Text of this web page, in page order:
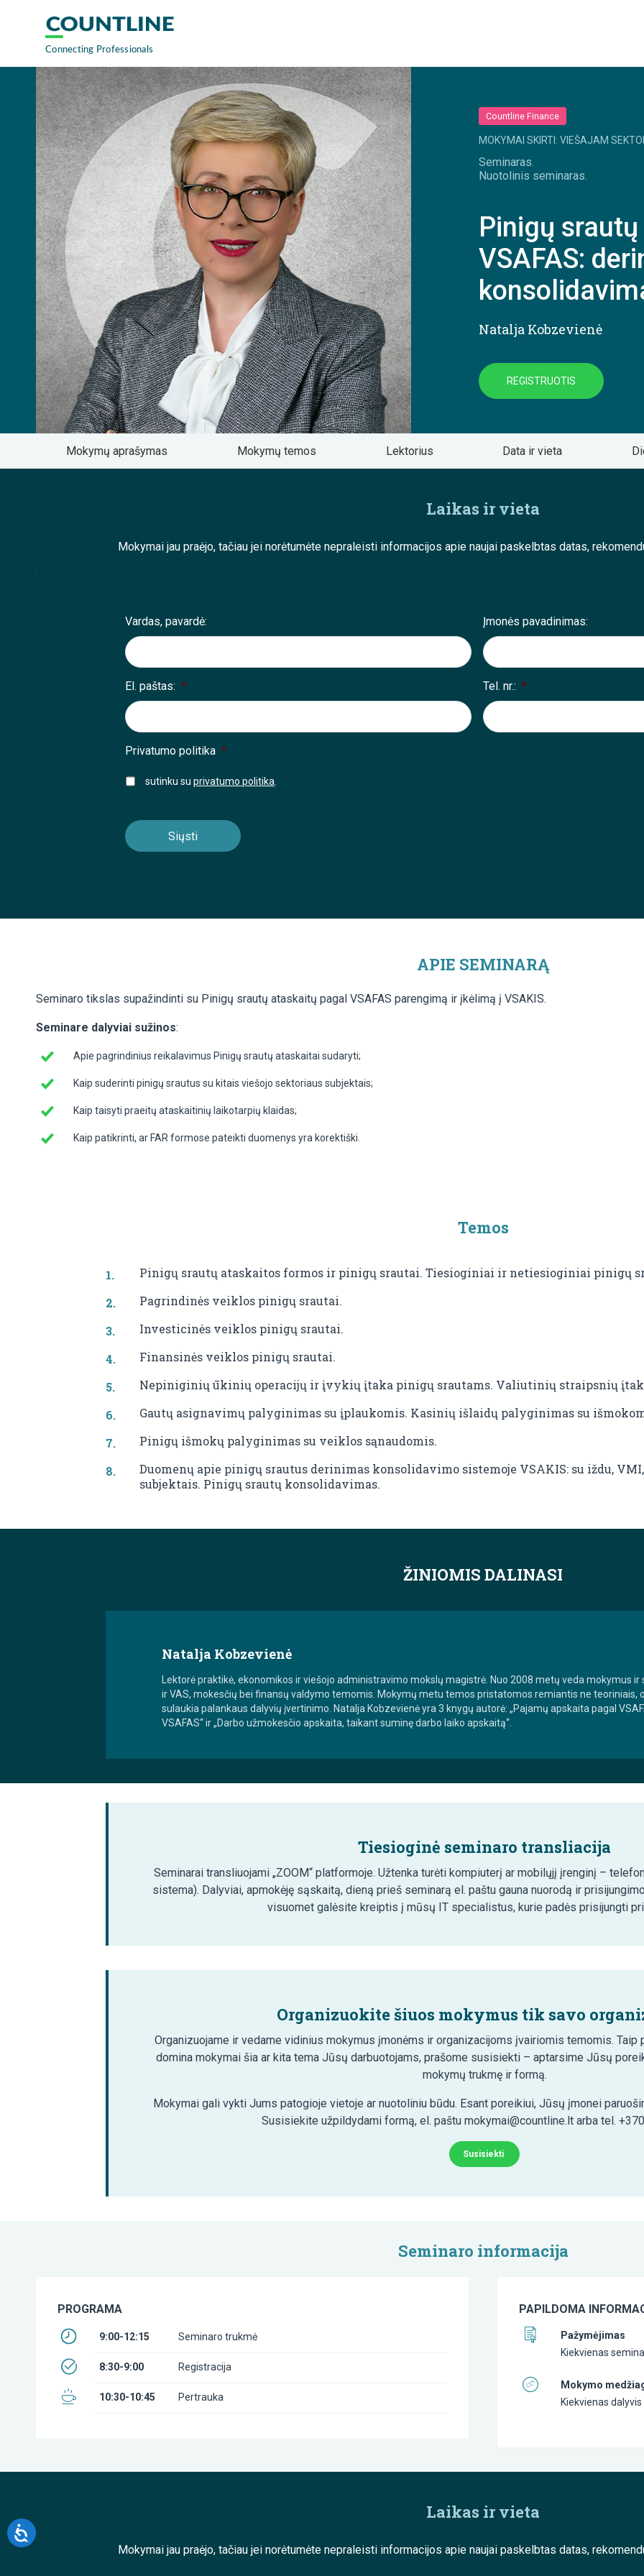
Countline Finance
MOKYMAI SKIRTI: VIEŠAJAM
Seminaras.
Nuotolinis seminaras.
Pinigų
VSAFAS:
Natalja Kobzevienė
REGISTRUOTIS
Mokymų aprašymas Mokymų temos Lektorius Data ir vieta
Laikas ir vieta
Mokymai jau praėjo, tačiau jei norėtumėte nepraleisti informacijos apie naujai paskelbtas datas,
;
Vardas, pavardė: Įmonės pavadinimas:
El. paštas: * Tel. nr.: *
Privatumo politika *
sutinku suprivatumo politika
APIE SEMINARĄ
Seminaro tikslas supažindinti su Pinigų srautų ataskaitų pagal VSAFAS parengimą ir įkėlimą į VSAKIS.
Seminare dalyviai sužinos:
Apie pagrindinius reikalavimus Pinigų srautų ataskaitai sudaryti;
Kaip suderinti pinigų srautus su kitais viešojo sektoriaus subjektais;
Kaip taisyti praeitų ataskaitinių laikotarpių klaidas;
Kaip patikrinti, ar FAR formose pateikti duomenys yra korektiški.
Temos
Pinigų srautų ataskaitos formos ir pinigų srautai. Tiesioginiai ir netiesioginiai pinigų
Pagrindinės veiklos pinigų srautai.
Investicinės veiklos pinigų srautai.
Finansinės veiklos pinigų srautai.
Nepiniginių ūkinių operacijų ir įvykių įtaka pinigų srautams. Valiutinių straipsnių
Gautų asignavimų palyginimas su įplaukomis. Kasinių išlaidų palyginimas su
Pinigų išmokų palyginimas su veiklos sąnaudomis.
Duomenų apie pinigų srautus derinimas konsolidavimo sistemoje VSAKIS: su iždu,
subjektais. Pinigų srautų konsolidavimas.
ŽINIOMIS DALINASI
Natalja Kobzevienė
Lektorė praktikė, ekonomikos ir viešojo administravimo mokslų magistrė. Nuo 2008 metų veda mokymus ir
ir VAS, mokesčių bei finansų valdymo temomis. Mokymų metu temos pristatomos remiantis ne teoriniais,
sulaukia palankaus dalyvių įvertinimo. Natalja Kobzevienė yra 3 knygų autorė: „Pajamų apskaita pagal
VSAFAS“ ir „Darbo užmokesčio apskaita, taikant suminę darbo laiko apskaitą“.
Tiesioginė seminaro transliacija
Seminarai transliuojami „ZOOM“ platformoje. Užtenka turėti kompiuterį ar mobilųjį įrenginį –
sistema). Dalyviai, apmokėję sąskaitą, dieną prieš seminarą el. paštu gauna nuorodą ir
visuomet galėsite kreiptis į mūsų IT specialistus, kurie padės prisijungti
Organizuokite šiuos mokymus tik savo
Organizuojame ir vedame vidinius mokymus įmonėms ir organizacijoms įvairiomis temomis. Taip
domina mokymai šia ar kita tema Jūsų darbuotojams, prašome susisiekti – aptarsime Jūsų
mokymų trukmę ir formą.
Mokymai gali vykti Jums patogioje vietoje ar nuotoliniu būdu. Esant poreikiui, Jūsų įmonei
Susisiekite užpildydami formą, el. paštu mokymai@countline.lt arba tel.
Susisiekti
Seminaro informacija
PROGRAMA
9:00-12:15 Seminaro trukmė
8:30-9:00 Registracija
10:30-10:45 Pertrauka
PAPILDOMA
Pažymėjimas
Kiekvienas
Mokymo
Kiekvienas
Laikas ir vieta
Mokymai jau praėjo, tačiau jei norėtumėte nepraleisti informacijos apie naujai paskelbtas datas,